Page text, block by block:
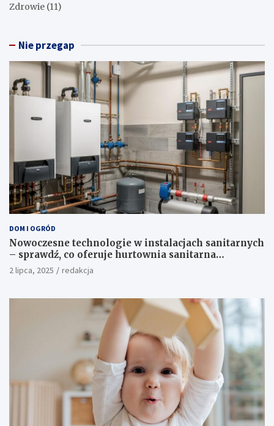
Zdrowie (11)
Nie przegap
DOM I OGRÓD
Nowoczesne technologie w instalacjach sanitarnych
– sprawdź, co oferuje hurtownia sanitarna
Proterm.sklep.pl
2 lipca, 2025 redakcja